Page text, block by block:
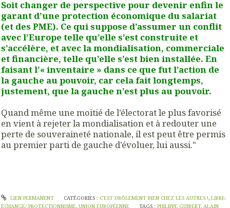
Soit changer de perspective pour devenir enfin le
garant d’une protection économique du salariat
(et des PME). Ce qui suppose d’assumer un conflit
avec l’Europe telle qu’elle s’est construite et
s’accélère, et avec la mondialisation, commerciale
et financière, telle qu’elle s’est bien installée. En
faisant l’« inventaire » dans ce que fut l’action de
la gauche au pouvoir, car cela fait longtemps,
justement, que la gauche n’est plus au pouvoir.
Quand même une moitié de l’électorat le plus favorisé
en vient à rejeter la mondialisation et à redouter une
perte de souveraineté nationale, il est peut être permis
au premier parti de gauche d’évoluer, lui aussi."
LIEN PERMANENT CATÉGORIES : C'EST DRÔLEMENT BIEN CHEZ LES AUTRES !, LIBRE-
ÉCHANGE/ PROTECTIONNISME, UNION EUROPÉENNE TAGS :PHILIPPE GUIBERT,ALAIN